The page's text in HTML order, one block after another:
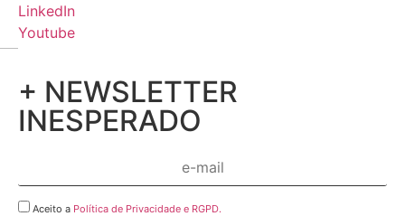
LinkedIn
Youtube
+ NEWSLETTER
INESPERADO
Aceito a Política de Privacidade e RGPD.